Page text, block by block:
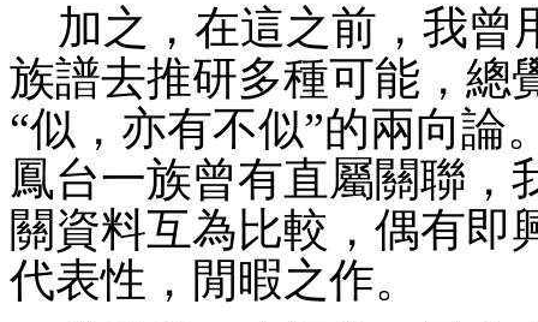
加之，在這之前，我曾
族譜去推研多種可能，總
“似，亦有不似”的兩向論
鳳台一族曾有直屬關聯，
關資料互為比較，偶有即
代表性，閒暇之作。